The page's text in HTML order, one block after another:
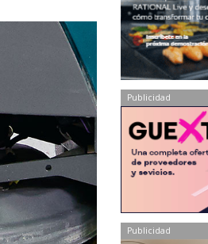
Publicidad
Publicidad